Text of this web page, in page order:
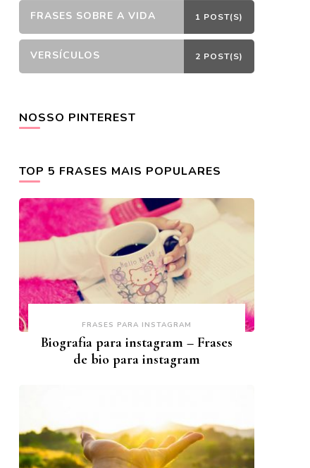
FRASES SOBRE A VIDA 1 POST(S)
VERSÍCULOS 2 POST(S)
NOSSO PINTEREST
TOP 5 FRASES MAIS POPULARES
FRASES PARA INSTAGRAM
Biografia para instagram – Frases
de bio para instagram